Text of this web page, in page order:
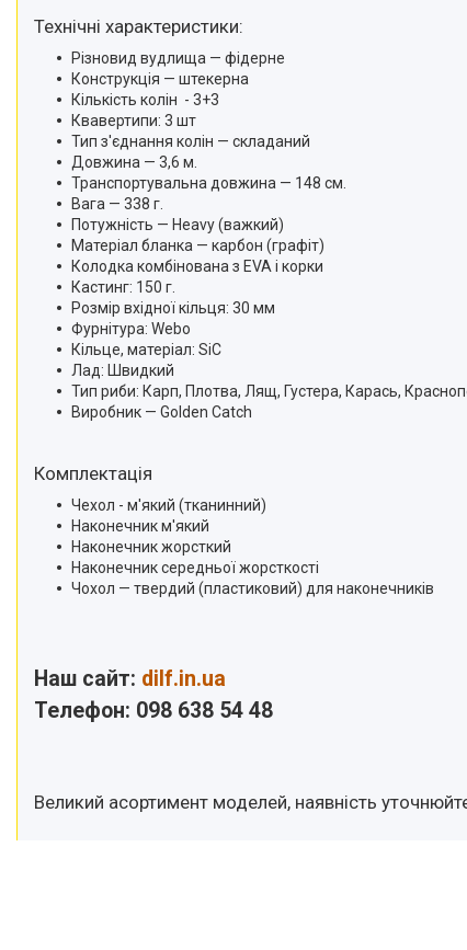
Технічні характеристики:
Різновид вудлища — фідерне
Конструкція — штекерна
Кількість колін - 3+3
Квавертипи: 3 шт
Тип з'єднання колін — складаний
Довжина — 3,6 м.
Транспортувальна довжина — 148 см.
Вага — 338 г.
Потужність — Heavy (важкий)
Матеріал бланка — карбон (графіт)
Колодка комбінована з EVA і корки
Кастинг: 150 г.
Розмір вхідної кільця: 30 мм
Фурнітура: Webo
Кільце, матеріал: SiC
Лад: Швидкий
Тип риби: Карп, Плотва, Лящ, Густера, Карась,
Виробник — Golden Catch
Комплектація
Чехол - м'який (тканинний)
Наконечник м'який
Наконечник жорсткий
Наконечник середньої жорсткості
Чохол — твердий (пластиковий) для наконечників
Наш сайт: dilf.in.ua
Телефон: 098 638 54 48
Великий асортимент моделей, наявність